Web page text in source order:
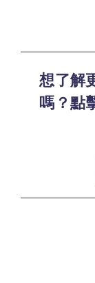
想了解
嗎？點